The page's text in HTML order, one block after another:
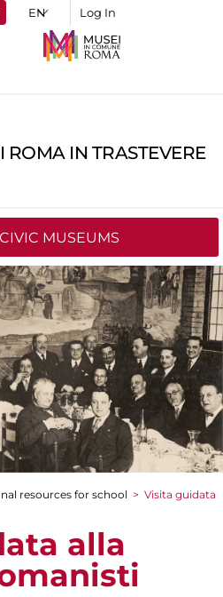
Log In
ROMA IN TRASTEVERE
MUSEUMS
resources for school > Visita guidata
alla